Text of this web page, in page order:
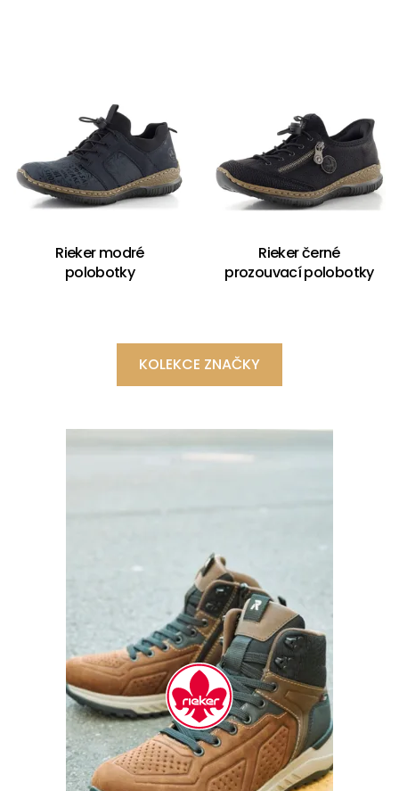
Rieker modré
polobotky
Rieker černé
prozouvací polobotky
KOLEKCE ZNAČKY